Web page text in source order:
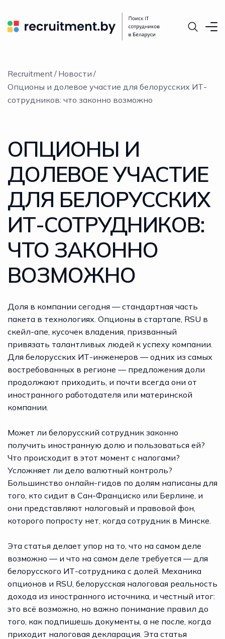
Recruitment Новости
Опционы и долевое участие для белорусских ИТ-
сотрудников: что законно возможно
ОПЦИОНЫ И
ДОЛЕВОЕ УЧАСТИЕ
ДЛЯ БЕЛОРУССКИХ
ИТ-СОТРУДНИКОВ:
ЧТО ЗАКОННО
ВОЗМОЖНО
Доля в компании сегодня — стандартная часть
пакета в технологиях. Опционы в стартапе, RSU в
скейл-апе, кусочек владения, призванный
привязать талантливых людей к успеху компании.
Для белорусских ИТ-инженеров — одних из самых
востребованных в регионе — предложения доли
продолжают приходить, и почти всегда они от
иностранного работодателя или материнской
компании.
Может ли белорусский сотрудник законно
получить иностранную долю и пользоваться ей?
Что происходит в этот момент с налогами?
Усложняет ли дело валютный контроль?
Большинство онлайн-гидов по долям написаны для
того, кто сидит в Сан-Франциско или Берлине, и
они представляют налоговый и правовой фон,
которого попросту нет, когда сотрудник в Минске.
Эта статья делает упор на то, что на самом деле
возможно — и что на самом деле требуется — для
белорусского ИТ-сотрудника с долей. Механика
опционов и RSU, белорусская налоговая реальность
дохода из иностранного источника, и честный итог:
это всё возможно, но важно понимание правил до
того, как подпишешь документы, а не после, когда
приходит налоговая декларация. Эта статья